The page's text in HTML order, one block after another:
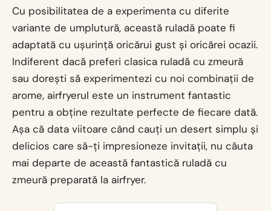
Cu posibilitatea de a experimenta cu diferite
variante de umplutură, această ruladă poate fi
adaptată cu ușurință oricărui gust și oricărei ocazii.
Indiferent dacă preferi clasica ruladă cu zmeură
sau dorești să experimentezi cu noi combinații de
arome, airfryerul este un instrument fantastic
pentru a obține rezultate perfecte de fiecare dată.
Așa că data viitoare când cauți un desert simplu și
delicios care să-ți impresioneze invitații, nu căuta
mai departe de această fantastică ruladă cu
zmeură preparată la airfryer.